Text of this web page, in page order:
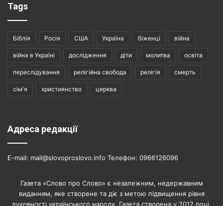
Tags
Біблія Росія США Україна біженці війна
війна в Україні дослідження діти молитва освіта
переслідування релігійна свобода релігія смерть
сім'я християнство церква
Адреса редакції
E-mail: mail@slovoproslovo.info Телефон: 0966126096
Газета «Слово про Слово» є незалежним, недержавним
виданням, яке створене та діє з метою підвищення рівня
духовності українського народу. Газета створена у 2012 році.